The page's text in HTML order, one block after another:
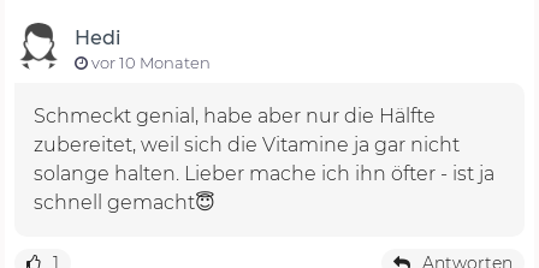
Hedi
vor 10 Monaten
Schmeckt genial, habe aber nur die Hälfte
zubereitet, weil sich die Vitamine ja gar nicht
solange halten. Lieber mache ich ihn öfter - ist ja
schnell gemacht😇